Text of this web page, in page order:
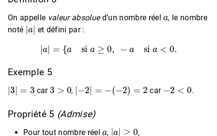
On appelle valeur absolued’un nombre réel , le nombre
noté
|a|
et défini par :
|a| asi a≥ 0, si <0.
Exemple 5
|3|
car
3
,
| 2| 2 =2
car
2
.
Propriété 5 (Admise)
Pour tout nombre réel ,
| | ≥
,